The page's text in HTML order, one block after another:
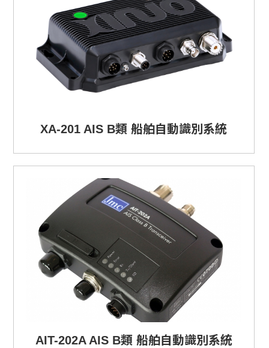
XA-201 AIS B類 船舶自動識別系統
AIT-202A AIS B類 船舶自動識別系統